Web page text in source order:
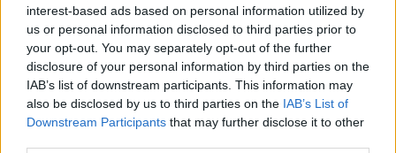
interest-based ads based on personal information utilized by
us or personal information disclosed to third parties prior to
your opt-out. You may separately opt-out of the further
disclosure of your personal information by third parties on the
IAB’s list of downstream participants. This information may
also be disclosed by us to third parties on the IAB’s List of
Downstream Participants that may further disclose it to other
Notte magica con gli Zero
Assoluto e Venditti sull'onda
delle polemiche
31/12/2009